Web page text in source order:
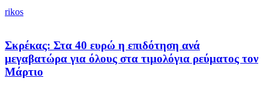
rikos
Σκρέκας: Στα 40 ευρώ η επιδότηση ανά
μεγαβατώρα για όλους στα τιμολόγια ρεύματος τον
Μάρτιο